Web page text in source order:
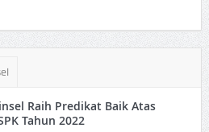
Raih Predikat Baik Atas
Tahun 2022